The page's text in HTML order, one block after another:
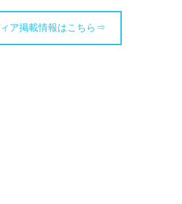
ア掲載情報はこちら⇒